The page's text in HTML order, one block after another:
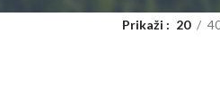
Prikaži 20